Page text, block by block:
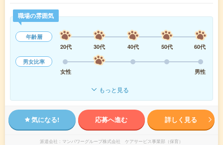
職場の雰囲気
年齢層
20代
30代 40代 50代
60代
男女比率
女性
男性
もっと見る
気になる! 応募へ進む 詳しく見る
派遣会社 マンパワーグループ株式会社 ケアサービス事業部（保育）